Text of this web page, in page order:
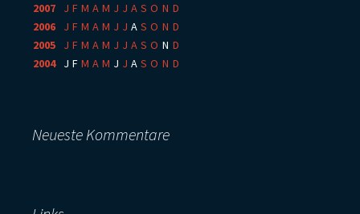
2007
J F M A M J J A S O N D
2006
J F M A M J J A S O N D
2005
J F M A M J J A S O N D
2004: J F M A M J J A S O N D
Neueste Kommentare